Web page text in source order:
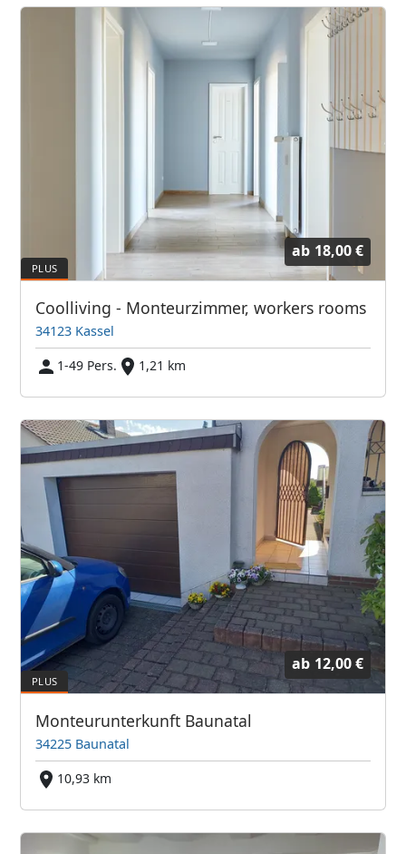
ab 18,00 €
Coolliving - Monteurzimmer, workers rooms
34123 Kassel
1-49 Pers.
1,21 km
ab 12,00 €
Monteurunterkunft Baunatal
34225 Baunatal
10,93 km